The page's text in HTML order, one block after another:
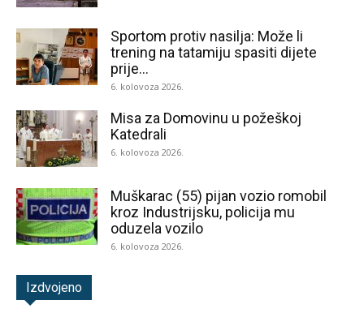
Sportom protiv nasilja: Može li
trening na tatamiju spasiti dijete
prije...
6. kolovoza 2026.
Misa za Domovinu u požeškoj
Katedrali
6. kolovoza 2026.
Muškarac (55) pijan vozio romobil
kroz Industrijsku, policija mu
oduzela vozilo
6. kolovoza 2026.
Izdvojeno